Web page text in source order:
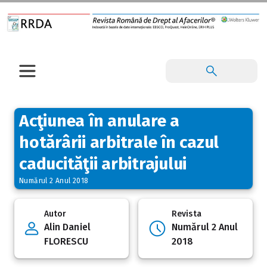
Acţiunea în anulare a
hotărârii arbitrale în cazul
caducităţii arbitrajului
Numărul 2 Anul 2018
Autor
Alin Daniel
FLORESCU
Revista
Numărul 2 Anul
2018